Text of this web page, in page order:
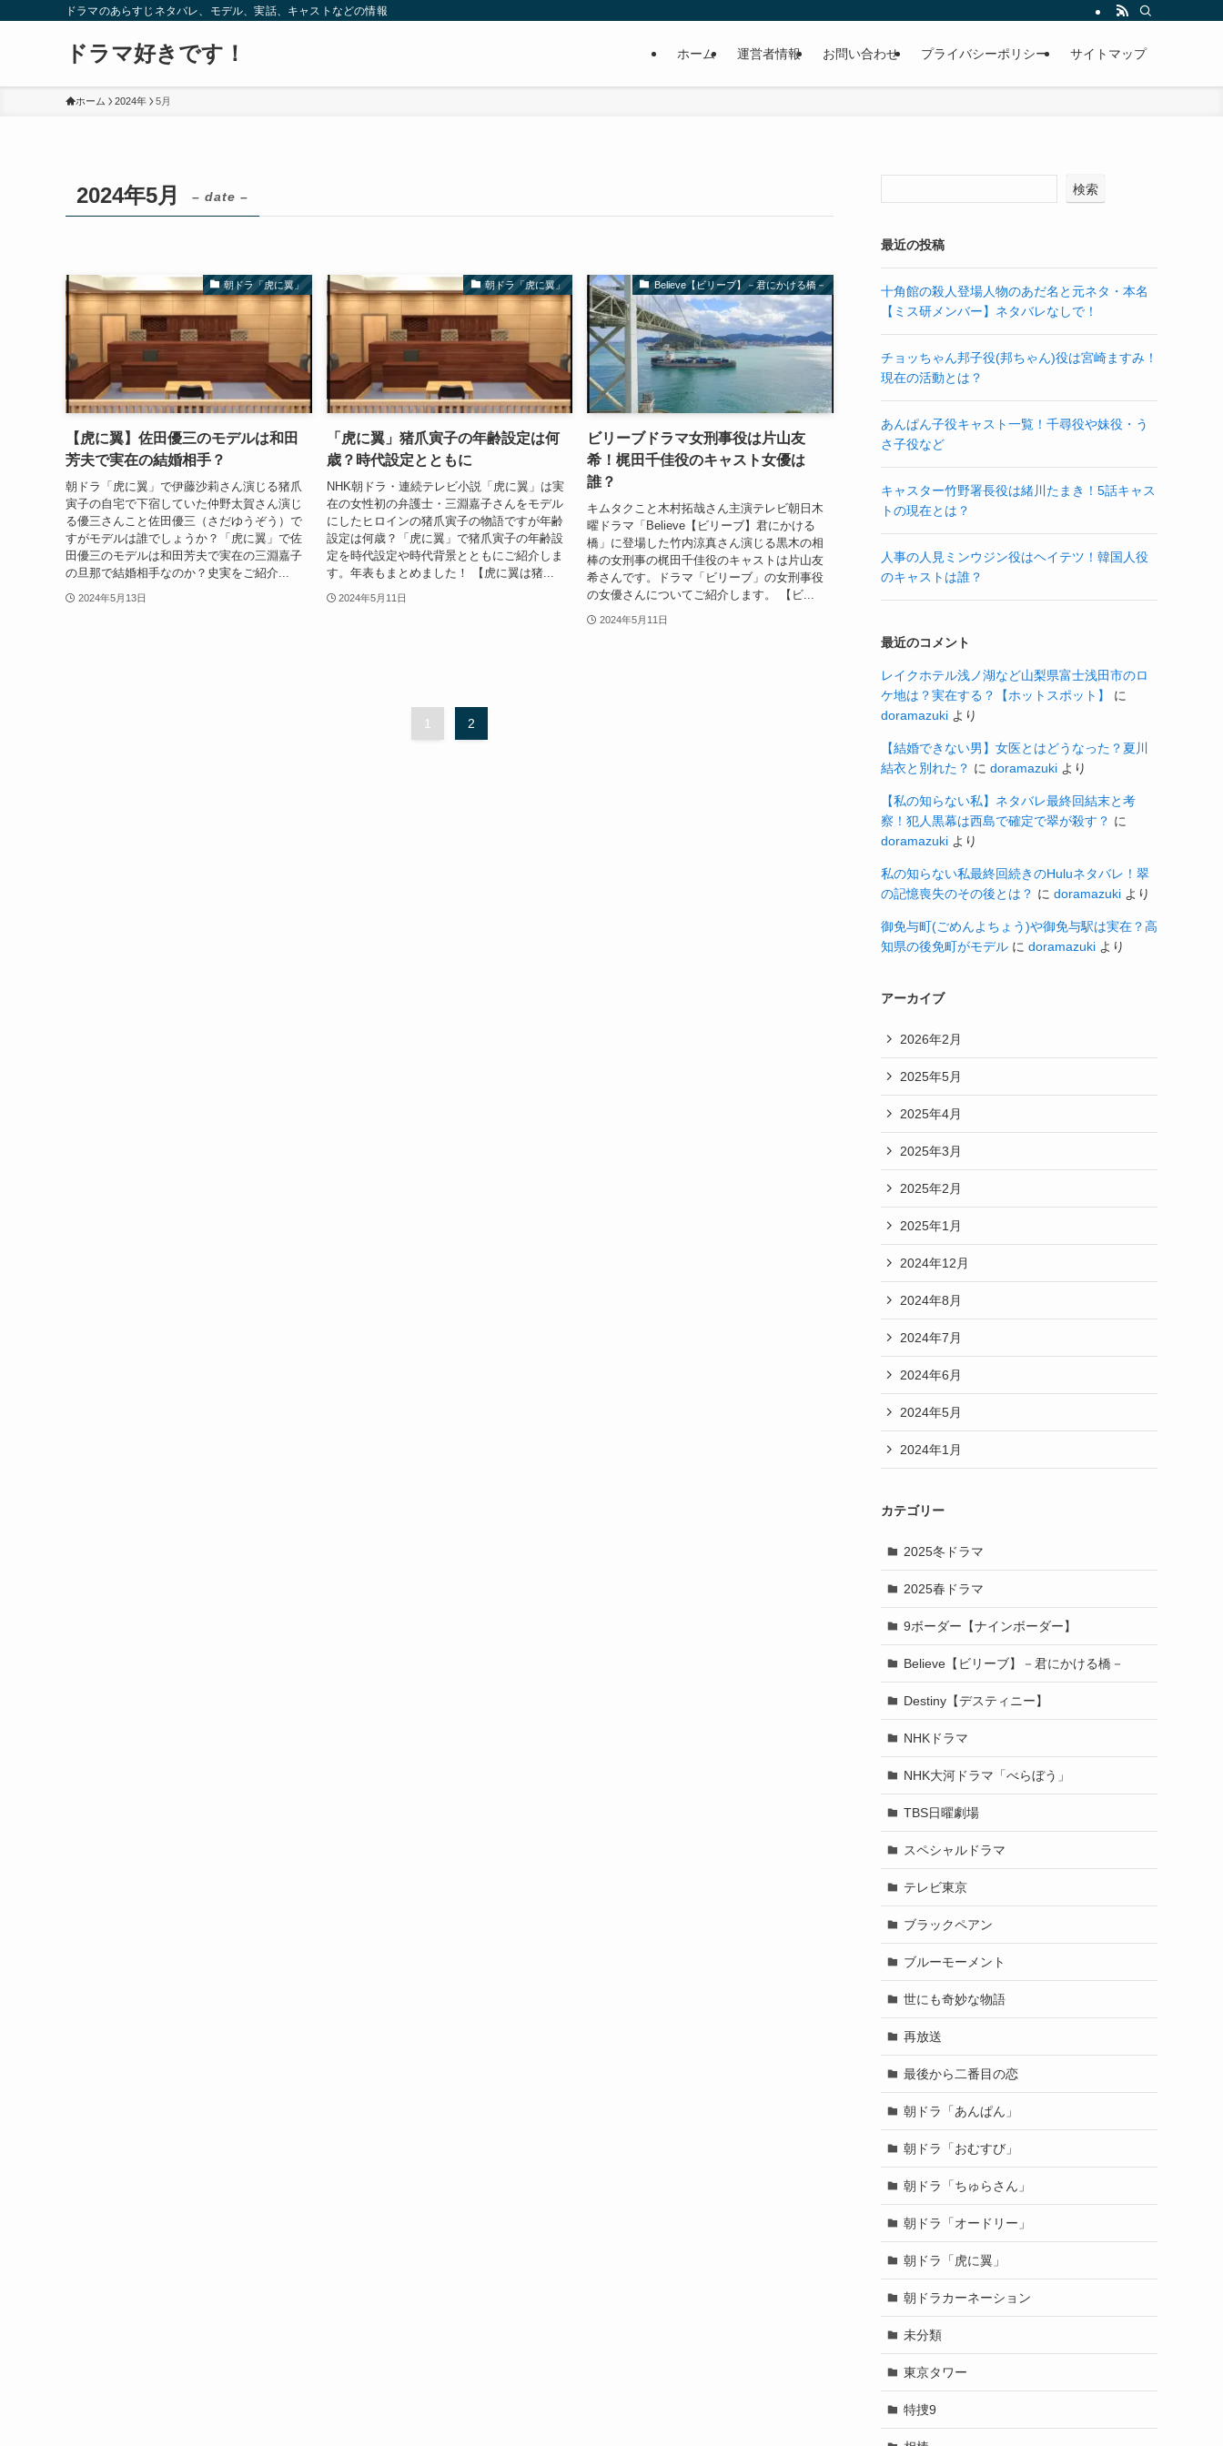
ドラマのあらすじネタバレ、モデル、実話、キャストなどの情報
ドラマ好きです！ ホーム 運営者情報 お問い合わせ プライバシーポリシー サイトマップ
ホーム 2024年 5月
2024年5月 – date –
朝ドラ「虎に翼」
【虎に翼】佐田優三のモデルは和田
芳夫で実在の結婚相手？
朝ドラ「虎に翼」で伊藤沙莉さん演じる猪爪
寅子の自宅で下宿していた仲野太賀さん演じ
る優三さんこと佐田優三（さだゆうぞう）で
すがモデルは誰でしょうか？「虎に翼」で佐
田優三のモデルは和田芳夫で実在の三淵嘉子
の旦那で結婚相手なのか？史実をご紹介...
2024年5月13日
朝ドラ「虎に翼」
「虎に翼」猪爪寅子の年齢設定は何
歳？時代設定とともに
NHK朝ドラ・連続テレビ小説「虎に翼」は実
在の女性初の弁護士・三淵嘉子さんをモデル
にしたヒロインの猪爪寅子の物語ですが年齢
設定は何歳？「虎に翼」で猪爪寅子の年齢設
定を時代設定や時代背景とともにご紹介しま
す。年表もまとめました！ 【虎に翼は猪...
2024年5月11日
Believe【ビリーブ】－君にかける橋－
ビリーブドラマ女刑事役は片山友
希！梶田千佳役のキャスト女優は
誰？
キムタクこと木村拓哉さん主演テレビ朝日木
曜ドラマ「Believe【ビリーブ】君にかける
橋」に登場した竹内涼真さん演じる黒木の相
棒の女刑事の梶田千佳役のキャストは片山友
希さんです。ドラマ「ビリーブ」の女刑事役
の女優さんについてご紹介します。 【ビ...
2024年5月11日
1 2
検索
最近の投稿
十角館の殺人登場人物のあだ名と元ネタ・本名
【ミス研メンバー】ネタバレなしで！
チョッちゃん邦子役(邦ちゃん)役は宮崎ますみ！
現在の活動とは？
あんぱん子役キャスト一覧！千尋役や妹役・う
さ子役など
キャスター竹野署長役は緒川たまき！5話キャス
トの現在とは？
人事の人見ミンウジン役はヘイテツ！韓国人役
のキャストは誰？
最近のコメント
レイクホテル浅ノ湖など山梨県富士浅田市のロ
ケ地は？実在する？【ホットスポット】
に
doramazuki より
【結婚できない男】女医とはどうなった？夏川
結衣と別れた？ に doramazuki より
【私の知らない私】ネタバレ最終回結末と考
察！犯人黒幕は西島で確定で翠が殺す？ に
doramazuki より
私の知らない私最終回続きのHuluネタバレ！翠
の記憶喪失のその後とは？ に doramazuki より
御免与町(ごめんよちょう)や御免与駅は実在？高
知県の後免町がモデル に doramazuki より
アーカイブ
2026年2月
2025年5月
2025年4月
2025年3月
2025年2月
2025年1月
2024年12月
2024年8月
2024年7月
2024年6月
2024年5月
2024年1月
カテゴリー
2025冬ドラマ
2025春ドラマ
9ボーダー【ナインボーダー】
Believe【ビリーブ】－君にかける橋－
Destiny【デスティニー】
NHKドラマ
NHK大河ドラマ「べらぼう」
TBS日曜劇場
スペシャルドラマ
テレビ東京
ブラックペアン
ブルーモーメント
世にも奇妙な物語
再放送
最後から二番目の恋
朝ドラ「あんぱん」
朝ドラ「おむすび」
朝ドラ「ちゅらさん」
朝ドラ「オードリー」
朝ドラ「虎に翼」
朝ドラカーネーション
未分類
東京タワー
特捜9